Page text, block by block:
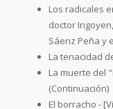
Los radicales
doctor
Sáenz Peña y
La tenacidad
La muerte del
(Continuación)
El borracho -